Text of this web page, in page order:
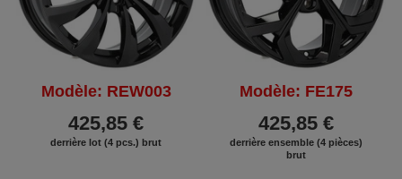
Modèle: REW003
425,85 €
derrière lot (4 pcs.) brut
Modèle: FE175
425,85 €
derrière ensemble (4 pièces)
brut